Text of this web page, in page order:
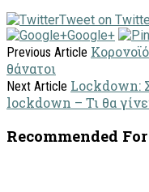
Tweet on
Google+
Previous Article
θάνατοι
Next Article Lockdown:
lockdown – Τι θα
Recommended